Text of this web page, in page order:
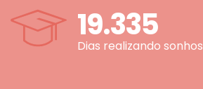
19.335
Dias realizando sonhos